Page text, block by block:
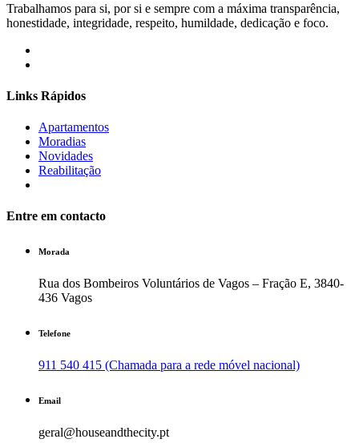
Trabalhamos para si, por si e sempre com a máxima transparência,
honestidade, integridade, respeito, humildade, dedicação e foco.
Links Rápidos
Apartamentos
Moradias
Novidades
Reabilitação
Entre em contacto
Morada
Rua dos Bombeiros Voluntários de Vagos – Fração E, 3840-
436 Vagos
Telefone
911 540 415 (Chamada para a rede móvel nacional)
Email
geral@houseandthecity.pt